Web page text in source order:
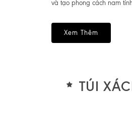
và tạo phong cách nam
Xem Thêm
TÚI